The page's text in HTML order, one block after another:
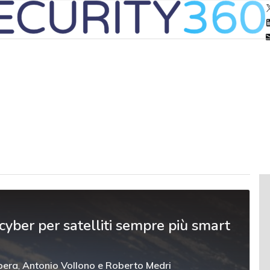
per satelliti sempre più smart
,Antonio Vollono e Roberto Medri